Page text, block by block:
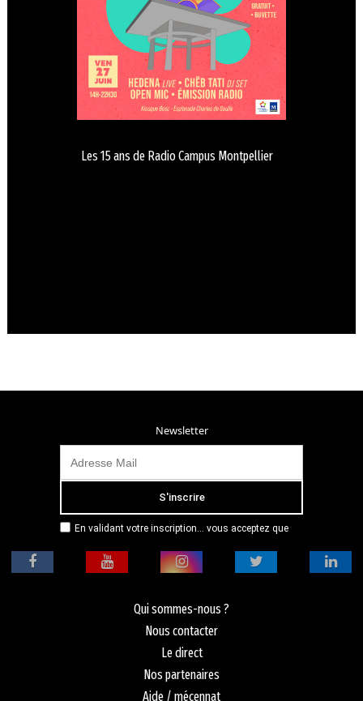
Les 15 ans de Radio Campus Montpellier
Newsletter
En validant votre inscription... vous acceptez que
adresse email dans le but de vous envoyer
mensuellement sa lettre d’informations. Pour plus
politique de confidentialité.
Qui sommes-nous ?
Nous contacter
Le direct
Nos partenaires
Aide / mécennat